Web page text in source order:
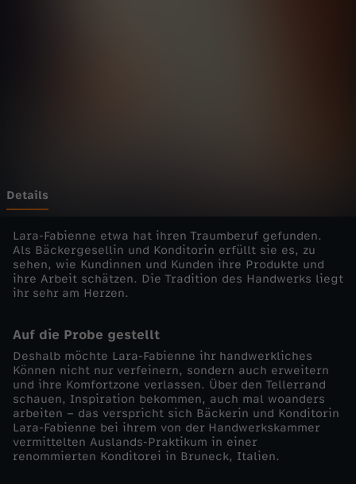
d
i
e
i
n
z
e
Details
Lara-Fabienne etwa hat ihren Traumberuf gefunden.
Als Bäckergesellin und Konditorin erfüllt sie es, zu
sehen, wie Kundinnen und Kunden ihre Produkte und
ihre Arbeit schätzen. Die Tradition des Handwerks liegt
ihr sehr am Herzen.
Auf die Probe gestellt
Deshalb möchte Lara-Fabienne ihr handwerkliches
Können nicht nur verfeinern, sondern auch erweitern
und ihre Komfortzone verlassen. Über den Tellerrand
schauen, Inspiration bekommen, auch mal woanders
arbeiten – das verspricht sich Bäckerin und Konditorin
Lara-Fabienne bei ihrem von der Handwerkskammer
vermittelten Auslands-Praktikum in einer
renommierten Konditorei in Bruneck, Italien.